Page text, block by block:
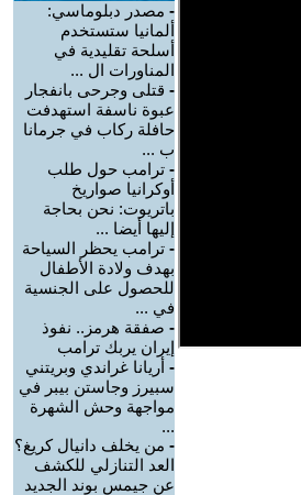
- مصدر دبلوماسي:
ألمانيا ستستخدم
أسلحة تقليدية في
المناورات ال ...
- قتلى وجرحى بانفجار
عبوة ناسفة استهدفت
حافلة ركاب في جرمانا
ب ...
- ترامب حول طلب
أوكرانيا صواريخ
باتريوت: نحن بحاجة
إليها أيضا ...
- ترامب يحظر السياحة
بهدف ولادة الأطفال
للحصول على الجنسية
في ...
- صفقة هرمز.. نفوذ
إيران يربك ترامب
- أريانا غراندي وبريتني
سبيرز وجاستن بيبر في
مواجهة وحش الشهرة
...
- من يخلف دانيال كريغ؟
العد التنازلي للكشف
عن جيمس بوند الجديد